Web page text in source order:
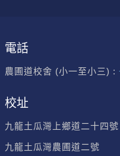
電話
農圃道校舍 (小一至小三) :
校址
九龍土瓜灣上鄉道二十四號
九龍土瓜灣農圃道二號